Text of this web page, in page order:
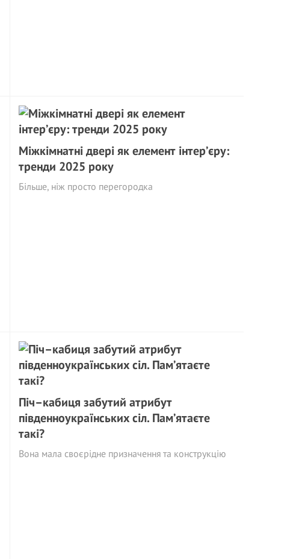
Міжкімнатні двері як елемент інтер’єру:
тренди 2025 року
Більше, ніж просто перегородка
Піч–кабиця забутий атрибут
південноукраїнських сіл. Пам’ятаєте
такі?
Вона мала своєрідне призначення та конструкцію